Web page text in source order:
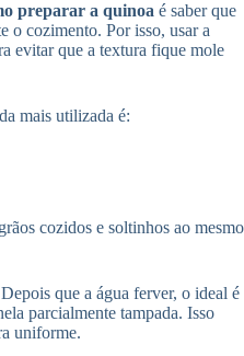
preparar a quinoa é saber que
o cozimento. Por isso, usar a
evitar que a textura fique mole
mais utilizada é:
cozidos e soltinhos ao mesmo
que a água ferver, o ideal é
parcialmente tampada. Isso
uniforme.